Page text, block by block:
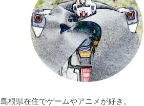
島根県在住でゲームやアニメが好き。